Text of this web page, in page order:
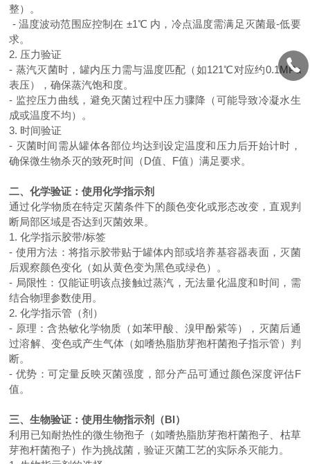
整）。
- 温度波动范围应控制在 ±1℃ 内，冷点温度需满足灭菌最-低要
求。
2. 压力验证
- 蒸汽灭菌时，罐内压力需与温度匹配（如121℃对应约0.1MPa
表压），确保蒸汽饱和度。
- 监控压力曲线，避免灭菌过程中压力骤降（可能导致冷凝水生
成或温度不均）。
3. 时间验证
- 灭菌时间需从罐体各部位均达到设定温度和压力后开始计时，
确保微生物杀灭的致死时间（D值、 F值）满足要求。
二、化学验证：使用化学指示剂
通过化学物质在特定灭菌条件下的颜色变化或形态改变，直观判
断局部区域是否达到灭菌效果。
1.化学指示胶带/标签
- 使用方法：将指示胶带贴于罐体内部或培养基容器表面，灭菌
后观察颜色变化（如从黄色变为黑色或绿色）。
- 局限性：仅能证明该点接触过蒸汽，无法量化温度和时间，需
结合物理参数使用。
2.化学指示管（剂）
- 原理：含热敏化学物质（如苯甲酸、溴甲酚紫等），灭菌后通
过溶解、变色或产生气体（如嗜热脂肪芽孢杆菌孢子指示管）判
断。
- 优势：可定量反映灭菌强度，部分产品可通过颜色深度评估F
值。
三、生物验证：使用生物指示剂（BI）
利用已知耐热性的微生物孢子（如嗜热脂肪芽孢杆菌孢子、枯草
芽孢杆菌孢子）作为挑战菌，验证灭菌工艺的实际杀灭能力。